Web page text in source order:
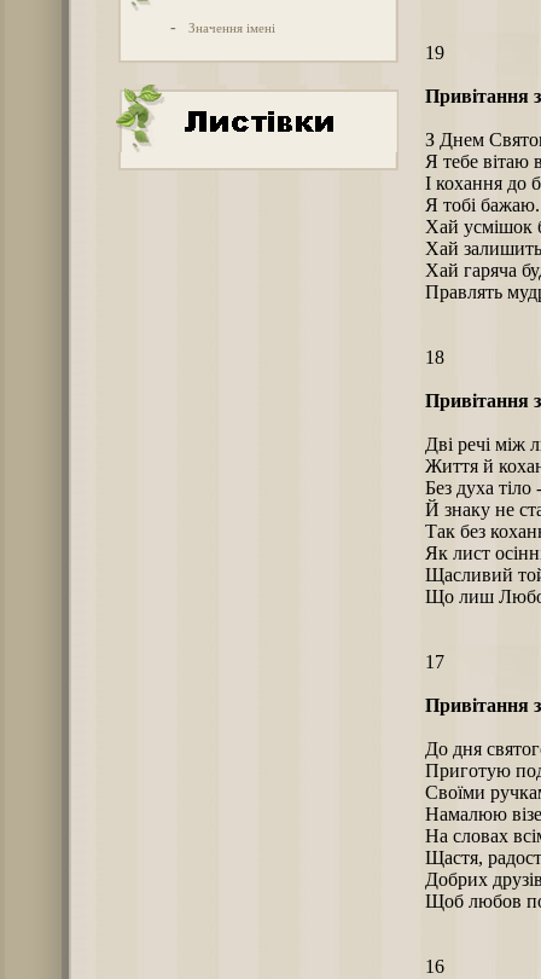
- Значення імені
19
Привітання
З Днем
Я тебе вітаю
І кохання до
Я тобі бажаю.
Хай усмішок
Хай
Хай гаряча
Правлять
18
Привітання
Дві речі між
Життя й
Без духа
Й знаку не
Так без
Як лист
Щасливий
Що лиш
17
Привітання
До дня
Приготую
Своїми
Намалюю
На словах
Щастя,
Добрих
Щоб любов
16